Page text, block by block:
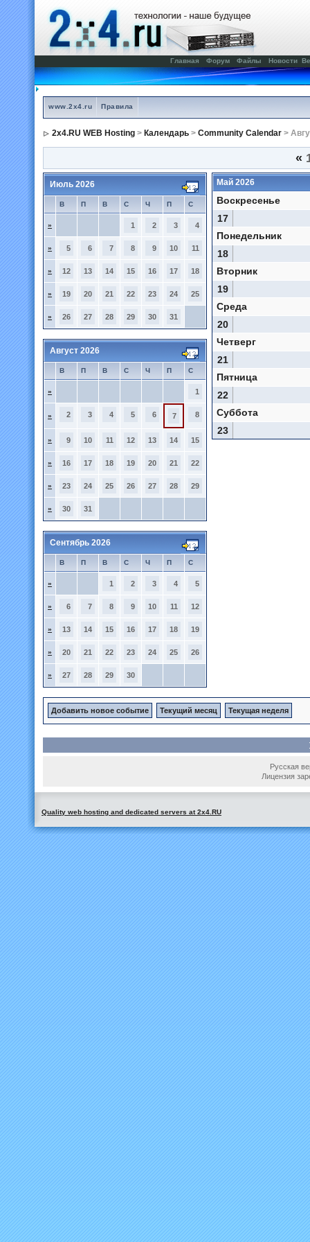
Главная Форум Файлы Новости
www.2x4.ru Правила
2x4.RU WEB Hosting > Календарь > Community Calendar >
«
Июль 2026
В П В С Ч П С
» 1 2 3 4
» 5 6 7 8 9 10 11
» 12 13 14 15 16 17 18
» 19 20 21 22 23 24 25
» 26 27 28 29 30 31
Август 2026
В П В С Ч П С
» 1
» 2 3 4 5 6 7 8
» 9 10 11 12 13 14 15
» 16 17 18 19 20 21 22
» 23 24 25 26 27 28 29
» 30 31
Сентябрь 2026
В П В С Ч П С
» 1 2 3 4 5
» 6 7 8 9 10 11 12
» 13 14 15 16 17 18 19
» 20 21 22 23 24 25 26
» 27 28 29 30
Май 2026
Воскресенье
17
Понедельник
18
Вторник
19
Среда
20
Четверг
21
Пятница
22
Суббота
23
Добавить новое событие Текущий месяц Текущая неделя
Русская
Лицензия
Quality web hosting and dedicated servers at 2x4.RU